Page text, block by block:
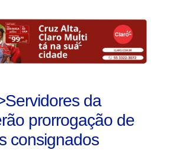
da
prorrogação de
consignados